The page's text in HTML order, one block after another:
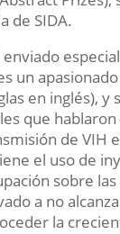
de SIDA.
enviado
un
en inglés),
que
de VIH
el uso de
sobre
a no
la